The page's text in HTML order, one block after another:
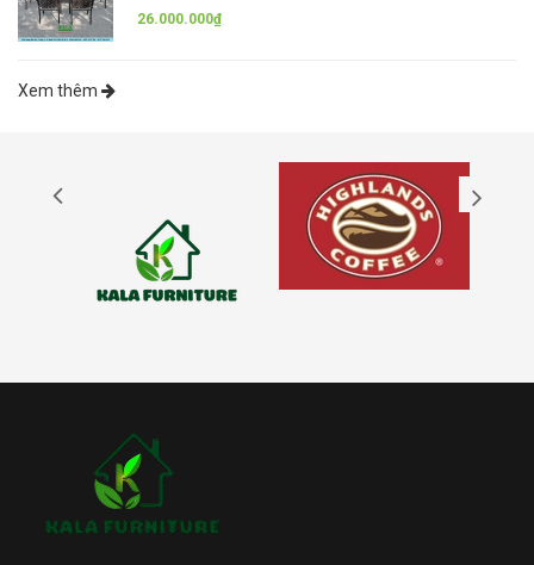
26.000.000₫
Xem thêm